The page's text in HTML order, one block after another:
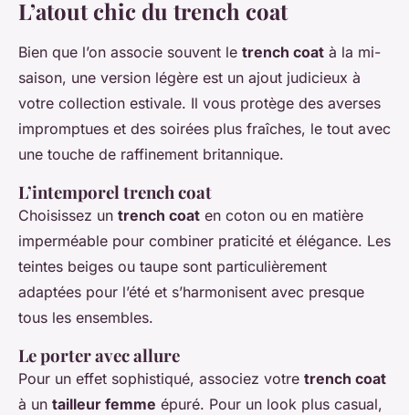
L’atout chic du trench coat
Bien que l’on associe souvent le trench coat à la mi-
saison, une version légère est un ajout judicieux à
votre collection estivale. Il vous protège des averses
impromptues et des soirées plus fraîches, le tout avec
une touche de raffinement britannique.
L’intemporel trench coat
Choisissez un trench coat en coton ou en matière
imperméable pour combiner praticité et élégance. Les
teintes beiges ou taupe sont particulièrement
adaptées pour l’été et s’harmonisent avec presque
tous les ensembles.
Le porter avec allure
Pour un effet sophistiqué, associez votre trench coat
à un tailleur femme épuré. Pour un look plus casual,